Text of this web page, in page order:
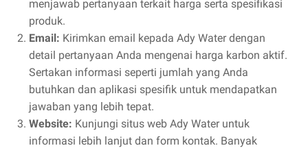
menjawab pertanyaan terkait harga serta spesifikasi
produk.
Email: Kirimkan email kepada Ady Water dengan
detail pertanyaan Anda mengenai harga karbon aktif.
Sertakan informasi seperti jumlah yang Anda
butuhkan dan aplikasi spesifik untuk mendapatkan
jawaban yang lebih tepat.
Website: Kunjungi situs web Ady Water untuk
informasi lebih lanjut dan form kontak. Banyak